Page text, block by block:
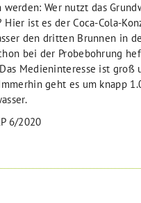
Wer nutzt das
ist es der Coca-Cola-
den dritten Brunnen in
bei der Probebohrung
Medieninteresse ist groß
geht es um knapp
6/2020